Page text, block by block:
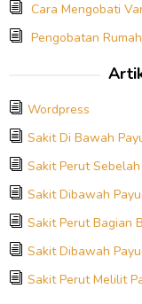
Cara Mengobati
Pengobatan
Wordpress
Sakit Di Bawah
Sakit Perut
Sakit Dibawah
Sakit Perut Bagian
Sakit Dibawah
Sakit Perut Melilit